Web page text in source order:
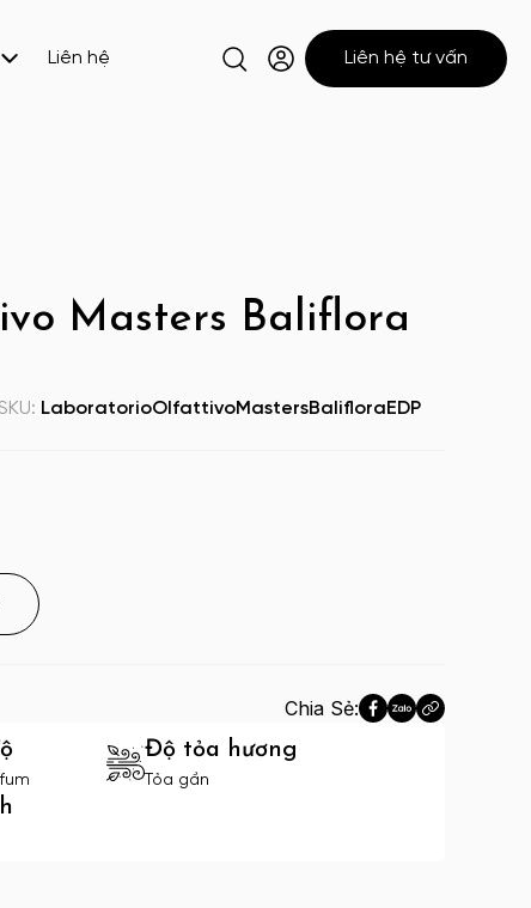
Liên hệ Liên hệ tư vấn
Masters Baliflora
LaboratorioOlfattivoMastersBalifloraEDP
Chia Sẻ:
Độ tỏa hương
Tỏa gần